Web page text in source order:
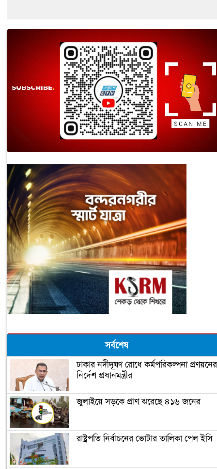
সর্বশেষ
ঢাকার নদীদূষণ রোধে কর্মপরিকল্পনা প্রণয়নের
নির্দেশ প্রধানমন্ত্রীর
জুলাইয়ে সড়কে প্রাণ ঝরেছে ৪১৬ জনের
রাষ্ট্রপতি নির্বাচনের ভোটার তালিকা পেল ইসি